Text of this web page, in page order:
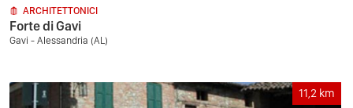
ARCHITETTONICI
Forte di Gavi
Gavi - Alessandria (AL)
11,2 km